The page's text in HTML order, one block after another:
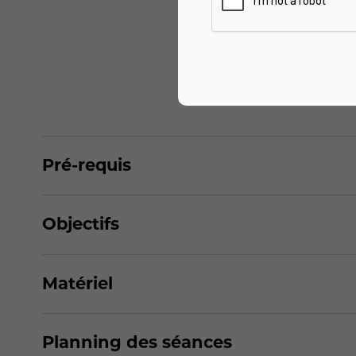
Pré-requis
Objectifs
Matériel
Planning des séances